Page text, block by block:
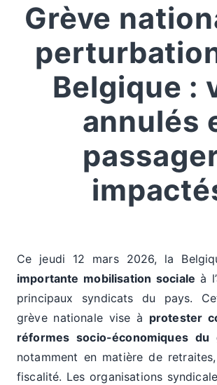
Grève
Belgique :
annulés
Ce jeudi 12 mars 2026, la
importante mobilisation sociale à
principaux syndicats du pays.
grève nationale vise à protester
réformes socio-économiques du
notamment en matière de
fiscalité. Les organisations